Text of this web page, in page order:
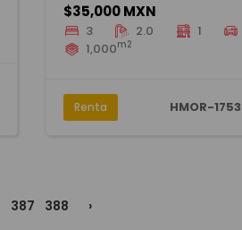
$35,000 MXN
3 2.0 1
1,000m2
Renta HMOR-
387 388 ›